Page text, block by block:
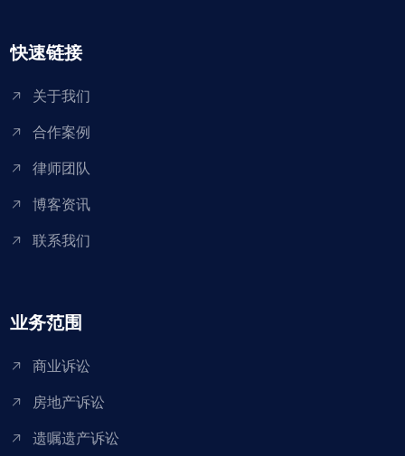
快速链接
关于我们
合作案例
律师团队
博客资讯
联系我们
业务范围
商业诉讼
房地产诉讼
遗嘱遗产诉讼